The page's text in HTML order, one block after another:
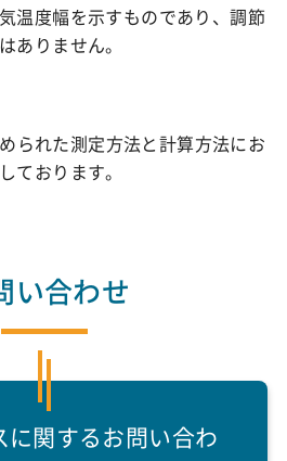
温度幅を示すものであり、調節
ありません。
られた測定方法と計算方法にお
ております。
い合わせ
に関するお問い合わ